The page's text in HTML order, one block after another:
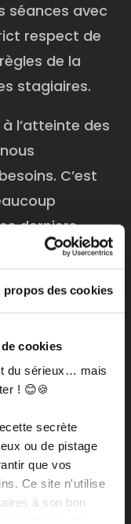
propos des cookies
cookies
du sérieux… mais
! 😊🍪
secrète
ou de pistage
que vos
Ce site n'utilise
à son bon
séances avec
respect de
de la
stagiaires.
l’atteinte des
C’est
derniers,
modalités
la
DOMAINES
DE